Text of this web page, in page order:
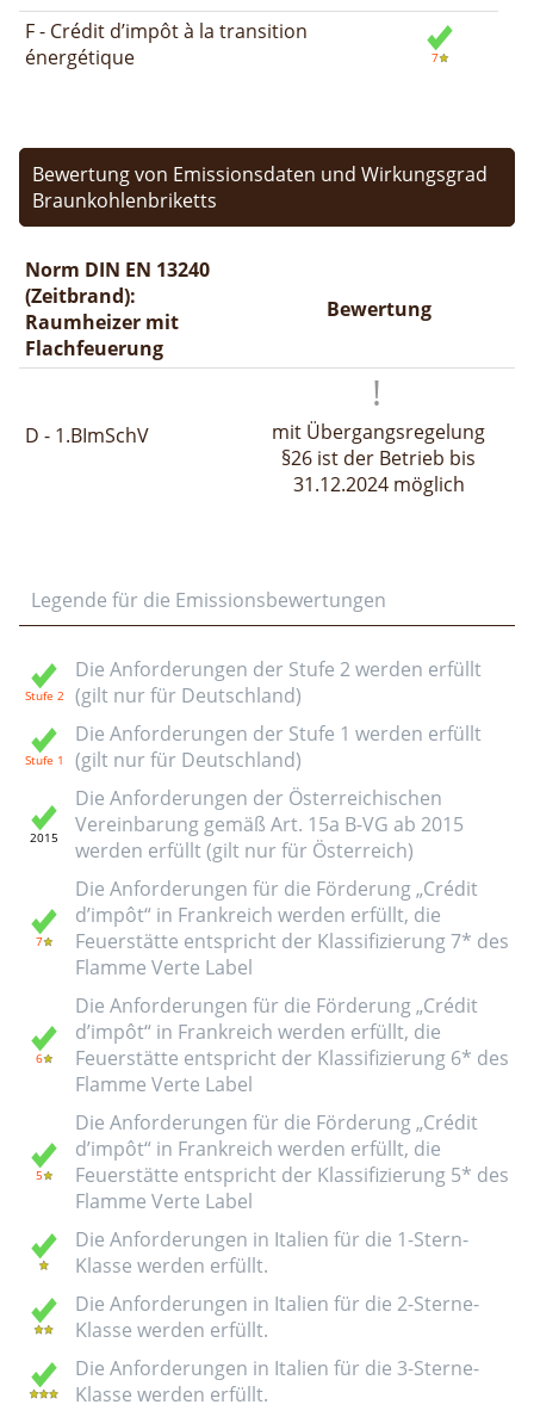
F - Crédit d’impôt à la transition
énergétique
Bewertung von Emissionsdaten und Wirkungsgrad
Braunkohlenbriketts
Norm DIN EN 13240
(Zeitbrand):
Raumheizer mit
Flachfeuerung
Bewertung
D - 1.BImSchV
mit Übergangsregelung
§26 ist der Betrieb bis
31.12.2024 möglich
Legende für die Emissionsbewertungen
Die Anforderungen der Stufe 2 werden erfüllt
(gilt nur für Deutschland)
Die Anforderungen der Stufe 1 werden erfüllt
(gilt nur für Deutschland)
Die Anforderungen der Österreichischen
Vereinbarung gemäß Art. 15a B-VG ab 2015
werden erfüllt (gilt nur für Österreich)
Die Anforderungen für die Förderung „Crédit
d’impôt“ in Frankreich werden erfüllt, die
Feuerstätte entspricht der Klassifizierung 7* des
Flamme Verte Label
Die Anforderungen für die Förderung „Crédit
d’impôt“ in Frankreich werden erfüllt, die
Feuerstätte entspricht der Klassifizierung 6* des
Flamme Verte Label
Die Anforderungen für die Förderung „Crédit
d’impôt“ in Frankreich werden erfüllt, die
Feuerstätte entspricht der Klassifizierung 5* des
Flamme Verte Label
Die Anforderungen in Italien für die 1-Stern-
Klasse werden erfüllt.
Die Anforderungen in Italien für die 2-Sterne-
Klasse werden erfüllt.
Die Anforderungen in Italien für die 3-Sterne-
Klasse werden erfüllt.